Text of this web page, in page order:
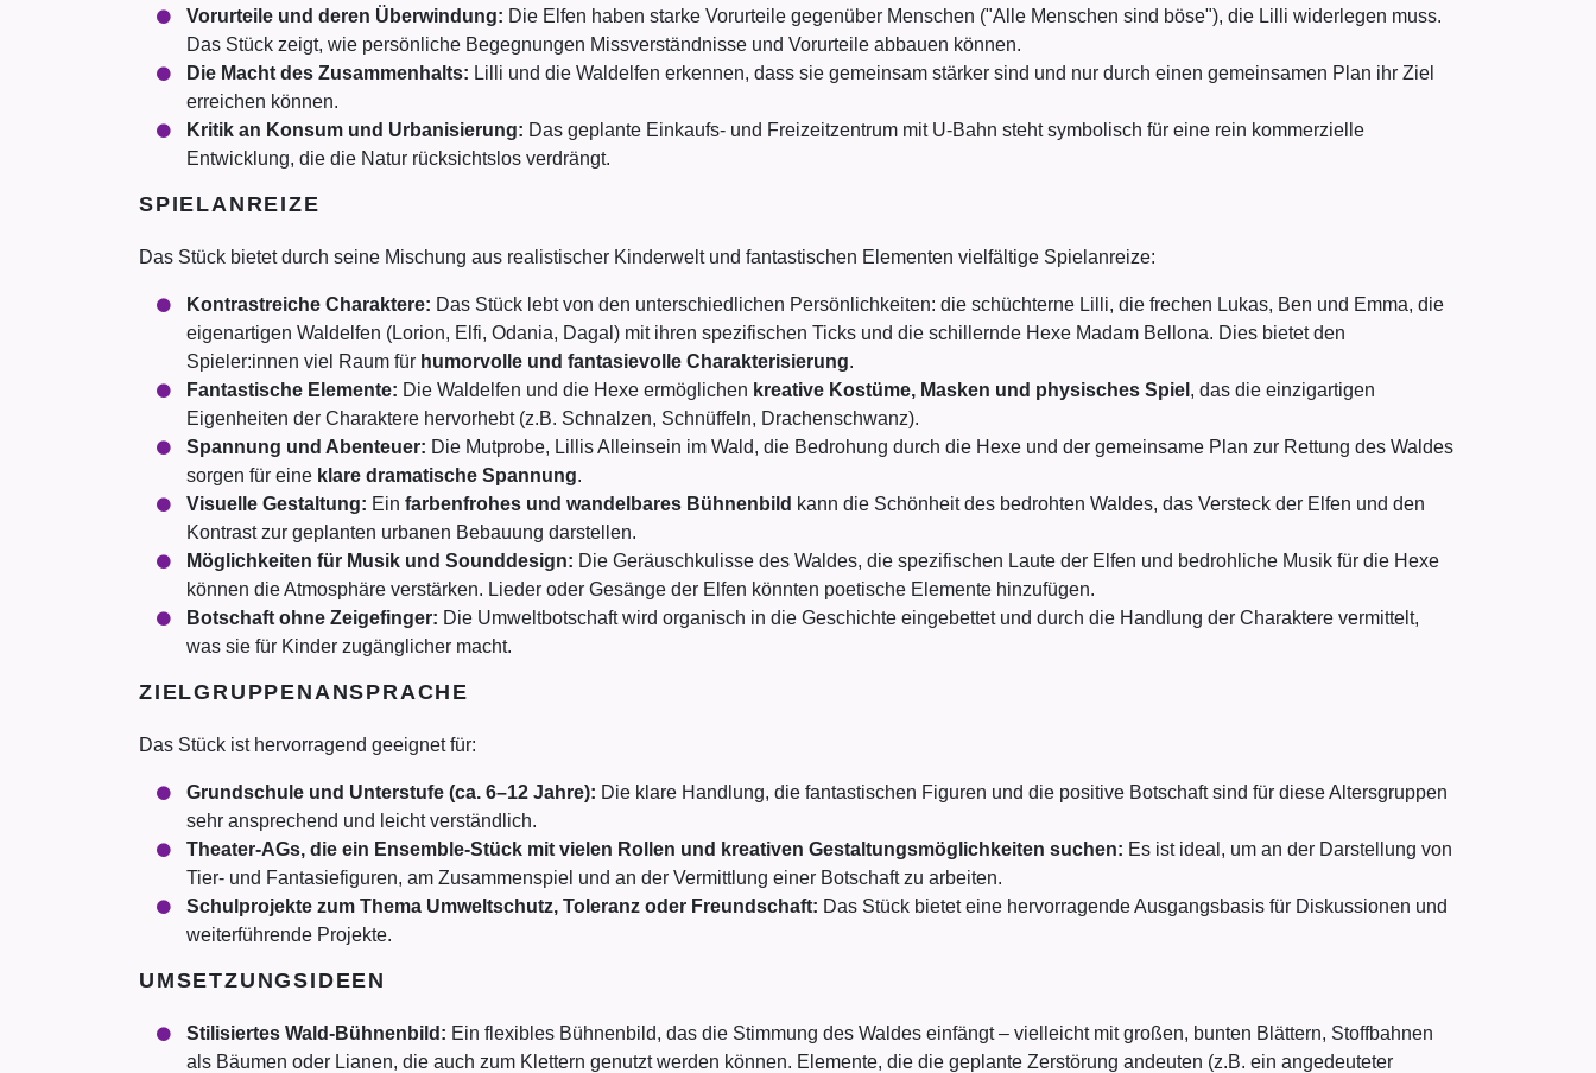
Vorurteile und deren Überwindung: Die Elfen haben starke Vorurteile gegenüber Menschen ("Alle Menschen sind böse"), die Lilli widerlegen muss.
Das Stück zeigt, wie persönliche Begegnungen Missverständnisse und Vorurteile abbauen können.
Die Macht des Zusammenhalts: Lilli und die Waldelfen erkennen, dass sie gemeinsam stärker sind und nur durch einen gemeinsamen Plan ihr Ziel
erreichen können.
Kritik an Konsum und Urbanisierung: Das geplante Einkaufs- und Freizeitzentrum mit U-Bahn steht symbolisch für eine rein kommerzielle
Entwicklung, die die Natur rücksichtslos verdrängt.
SPIELANREIZE
Das Stück bietet durch seine Mischung aus realistischer Kinderwelt und fantastischen Elementen vielfältige Spielanreize:
Kontrastreiche Charaktere: Das Stück lebt von den unterschiedlichen Persönlichkeiten: die schüchterne Lilli, die frechen Lukas, Ben und Emma, die
eigenartigen Waldelfen (Lorion, Elfi, Odania, Dagal) mit ihren spezifischen Ticks und die schillernde Hexe Madam Bellona. Dies bietet den
Spieler:innen viel Raum für humorvolle und fantasievolle Charakterisierung.
Fantastische Elemente: Die Waldelfen und die Hexe ermöglichen kreative Kostüme, Masken und physisches Spiel , das die einzigartigen
Eigenheiten der Charaktere hervorhebt (z.B. Schnalzen, Schnüffeln, Drachenschwanz).
Spannung und Abenteuer: Die Mutprobe, Lillis Alleinsein im Wald, die Bedrohung durch die Hexe und der gemeinsame Plan zur Rettung des Waldes
sorgen für eine klare dramatische Spannung.
Visuelle Gestaltung: Ein farbenfrohes und wandelbares Bühnenbild kann die Schönheit des bedrohten Waldes, das Versteck der Elfen und den
Kontrast zur geplanten urbanen Bebauung darstellen.
Möglichkeiten für Musik und Sounddesign: Die Geräuschkulisse des Waldes, die spezifischen Laute der Elfen und bedrohliche Musik für die Hexe
können die Atmosphäre verstärken. Lieder oder Gesänge der Elfen könnten poetische Elemente hinzufügen.
Botschaft ohne Zeigefinger: Die Umweltbotschaft wird organisch in die Geschichte eingebettet und durch die Handlung der Charaktere vermittelt,
was sie für Kinder zugänglicher macht.
ZIELGRUPPENANSPRACHE
Das Stück ist hervorragend geeignet für:
Grundschule und Unterstufe (ca. 6–12 Jahre): Die klare Handlung, die fantastischen Figuren und die positive Botschaft sind für diese Altersgruppen
sehr ansprechend und leicht verständlich.
Theater-AGs, die ein Ensemble-Stück mit vielen Rollen und kreativen Gestaltungsmöglichkeiten suchen: Es ist ideal, um an der Darstellung von
Tier- und Fantasiefiguren, am Zusammenspiel und an der Vermittlung einer Botschaft zu arbeiten.
Schulprojekte zum Thema Umweltschutz, Toleranz oder Freundschaft: Das Stück bietet eine hervorragende Ausgangsbasis für Diskussionen und
weiterführende Projekte.
UMSETZUNGSIDEEN
Stilisiertes Wald-Bühnenbild: Ein flexibles Bühnenbild, das die Stimmung des Waldes einfängt – vielleicht mit großen, bunten Blättern, Stoffbahnen
als Bäumen oder Lianen, die auch zum Klettern genutzt werden können. Elemente, die die geplante Zerstörung andeuten (z.B. ein angedeuteter